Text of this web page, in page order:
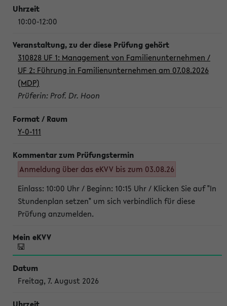
10:00-12:00
310828 UF 1: Management von Familienunternehmen /
UF 2: Führung in Familienunternehmen am 07.08.2026
(MDP)
Prüferin: Prof. Dr. Hoon
Y-0-111
Anmeldung über das eKVV bis zum 03.08.26
Einlass: 10:00 Uhr / Beginn: 10:15 Uhr / Klicken Sie auf "In
Stundenplan setzen" um sich verbindlich für diese
Prüfung anzumelden.
Freitag, 7. August 2026